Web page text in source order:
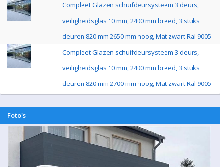
Compleet Glazen schuifdeursysteem 3 deurs,
veiligheidsglas 10 mm, 2400 mm breed, 3 stuks
deuren 820 mm 2650 mm hoog, Mat zwart Ral 9005
Compleet Glazen schuifdeursysteem 3 deurs,
veiligheidsglas 10 mm, 2400 mm breed, 3 stuks
deuren 820 mm 2700 mm hoog, Mat zwart Ral 9005
Foto's